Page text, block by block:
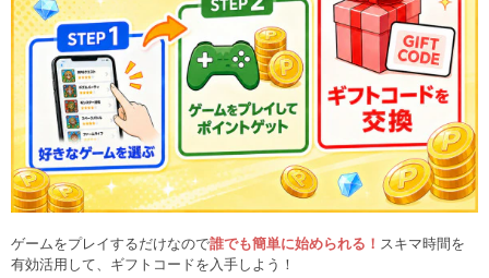
ゲームをプレイするだけなので誰でも簡単に始められる！ スキマ時間を
有効活用して、ギフトコードを入手しよう！